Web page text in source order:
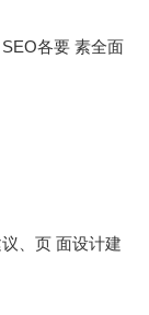
各要 素全面
、页 面设计建